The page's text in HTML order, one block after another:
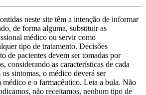
neste site têm a intenção de informar
de forma alguma, substituir as
médico ou servir como
tipo de tratamento. Decisões
de pacientes devem ser tomadas por
considerando as características de cada
sintomas, o médico deverá ser
médico e o farmacêutico. Leia a bula. Não
não receitamos, nenhum tipo de